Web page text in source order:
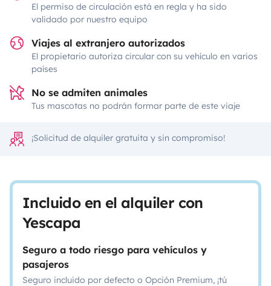
El permiso de circulación está en regla y ha sido
validado por nuestro equipo
Viajes al extranjero autorizados
El propietario autoriza circular con su vehículo en varios
países
No se admiten animales
Tus mascotas no podrán formar parte de este viaje
¡Solicitud de alquiler gratuita y sin compromiso!
Incluido en el alquiler con
Yescapa
Seguro a todo riesgo para vehículos y
pasajeros
Seguro incluido por defecto o Opción Premium, ¡tú